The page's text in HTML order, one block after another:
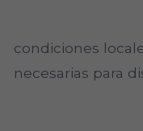
condiciones
necesarias para